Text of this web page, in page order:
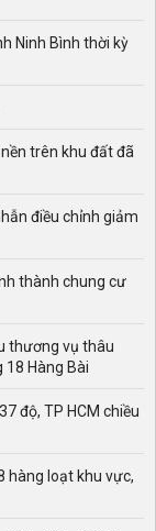
Ninh Bình thời kỳ
trên khu đất đã
điều chỉnh giảm
thành chung cư
thương vụ thâu
Hàng Bài
độ, TP HCM chiều
hàng loạt khu vực,